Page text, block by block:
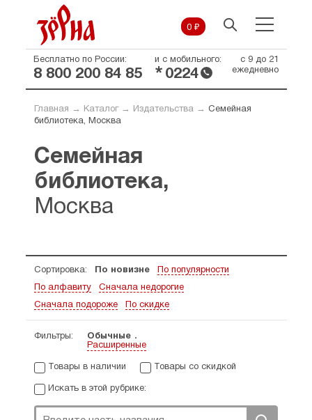
0 ₽
Бесплатно по России:
8 800 200 84 85
и с мобильного:
* 0224
с 9 до 21
ежедневно
Главная → Каталог→ Издательства→ Семейная
библиотека, Москва
Семейная
библиотека,
Москва
Сортировка: По новизне По популярности
По алфавиту Сначала недорогие
Сначала подороже По скидке
Фильтры:
Обычные
Расширенные
Товары в наличии Товары со скидкой
Искать в этой рубрике: